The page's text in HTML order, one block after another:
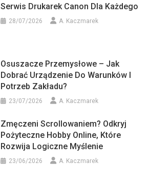
Serwis Drukarek Canon Dla Każdego
28/07/2026 A. Kaczmarek
Osuszacze Przemysłowe – Jak
Dobrać Urządzenie Do Warunków I
Potrzeb Zakładu?
23/07/2026 A. Kaczmarek
Zmęczeni Scrollowaniem? Odkryj
Pożyteczne Hobby Online, Które
Rozwija Logiczne Myślenie
23/06/2026 A. Kaczmarek